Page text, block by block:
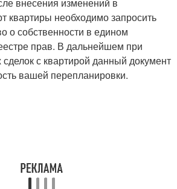
квартиры необходимо запросить
о собственности в едином
прав. В дальнейшем при
с квартирой данный документ
вашей перепланировки.